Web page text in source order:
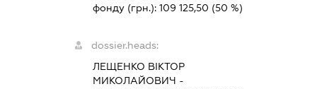
фонду (грн.): 109 125,50 (50 %)
dossier.heads:
ЛЕЩЕНКО ВІКТОР
МИКОЛАЙОВИЧ -